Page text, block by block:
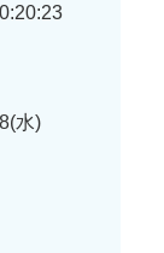
水)